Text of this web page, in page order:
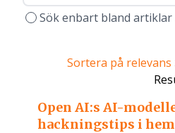
Sök enbart bland
Sortera på relevans
Open AI:s AI-
hackningstips i